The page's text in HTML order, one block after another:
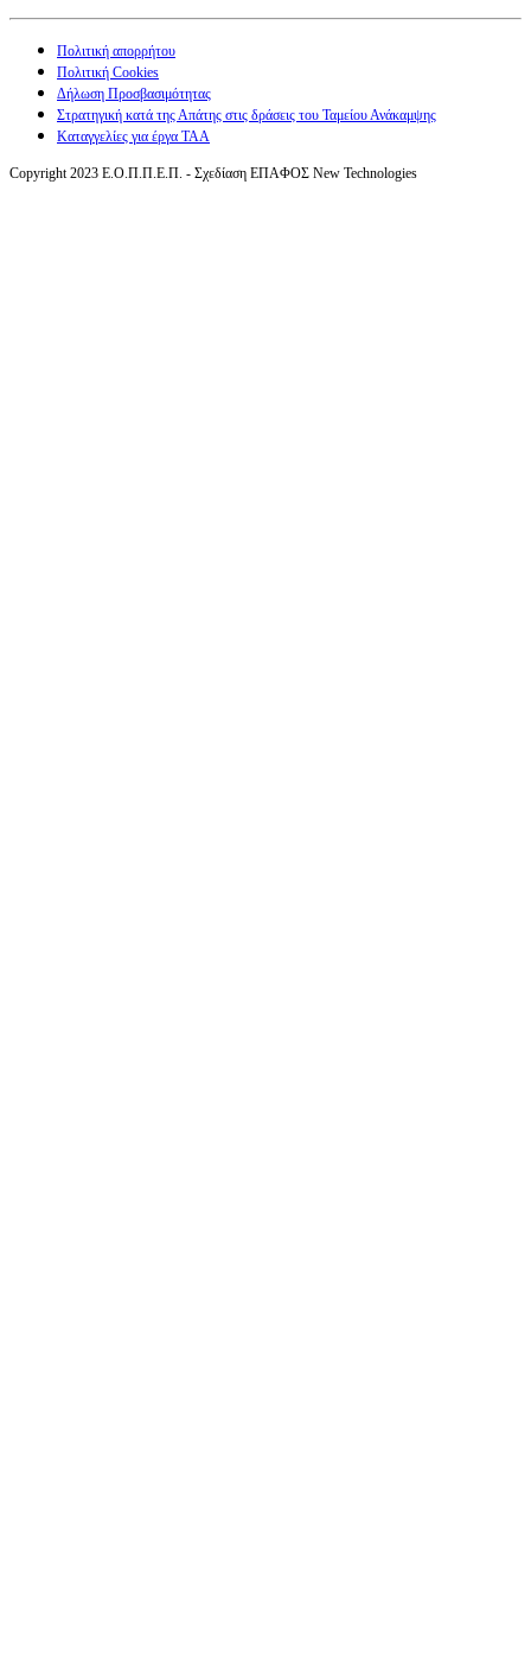
Πολιτική απορρήτου
Πολιτική Cookies
Δήλωση Προσβασιμότητας
Στρατηγική κατά της Απάτης στις δράσεις του Ταμείου Ανάκαμψης
Καταγγελίες για έργα ΤΑΑ
Copyright 2023 Ε.Ο.Π.Π.Ε.Π. - Σχεδίαση ΕΠΑΦΟΣ New Technologies